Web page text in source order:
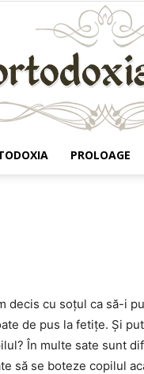
PROLOAGE
decis cu soțul ca să-i
de pus la fetițe. Și
În multe sate sunt
să se boteze copilul